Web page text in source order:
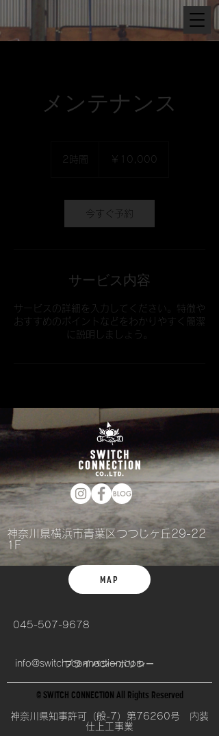
メンテナンス
2時間 ￥10,000
今すぐ予約
サービス内容
サービスの詳細を入力してください。特徴や
おすすめのポイントなどをわかりやすく簡潔
に説明しましょう。
神奈川県横浜市青葉区つつじヶ丘29-22
1F
MAP
045-507-9678
info@switch-connection.com
プライバシーポリシー
© SWITCH CONNECTION All Rights Reserved
神奈川県知事許可（般-7 ）第76260号 内装
仕上工事業